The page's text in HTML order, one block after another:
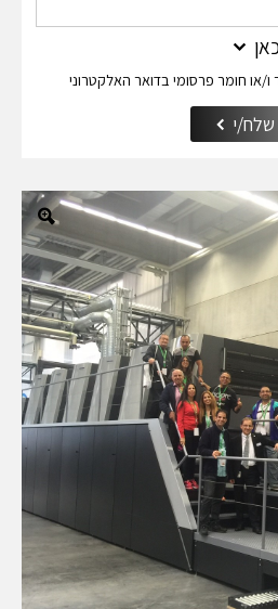
או חומר פרסומי בדואר האלקטרוני
שלח/י